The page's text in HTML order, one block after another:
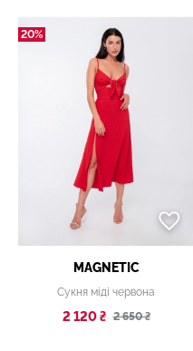
20%
MAGNETIC
Сукня міді червона
2 120 ₴ 2 650 ₴